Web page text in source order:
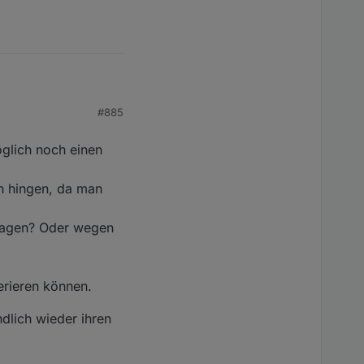
alle drei
getestet, aber
#885
noch einen
hingen, da man
Oder wegen
können.
wieder ihren